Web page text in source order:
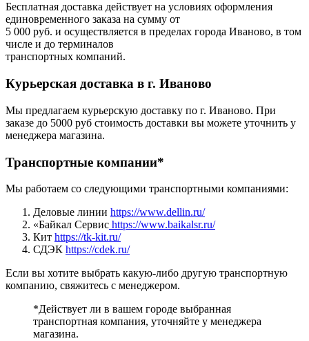
Бесплатная доставка действует на условиях оформления
единовременного заказа на сумму от
5 000 руб. и осуществляется в пределах города Иваново, в том
числе и до терминалов
транспортных компаний.
Курьерская доставка в г. Иваново
Мы предлагаем курьерскую доставку по г. Иваново. При
заказе до 5000 руб стоимость доставки вы можете уточнить у
менеджера магазина.
Транспортные компании*
Мы работаем со следующими транспортными компаниями:
Деловые линии https://www.dellin.ru/
«Байкал Сервис https://www.baikalsr.ru/
Кит https://tk-kit.ru/
СДЭК https://cdek.ru/
Если вы хотите выбрать какую-либо другую транспортную
компанию, свяжитесь с менеджером.
*Действует ли в вашем городе выбранная
транспортная компания, уточняйте у менеджера
магазина.